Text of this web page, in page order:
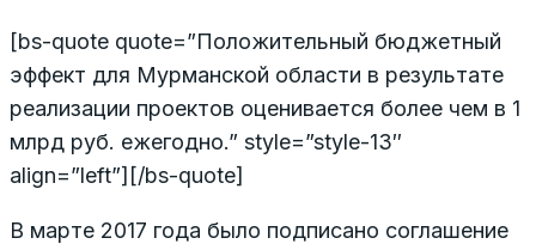
[bs-quote quote=”Положительный бюджетный
эффект для Мурманской области в результате
реализации проектов оценивается более чем в 1
млрд руб. ежегодно.” style=”style-13″
align=”left”][/bs-quote]
В марте 2017 года было подписано соглашение